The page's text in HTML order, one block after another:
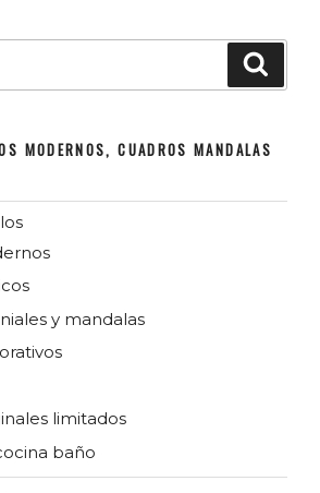
MODERNOS, CUADROS MANDALAS
y mandalas
limitados
baño